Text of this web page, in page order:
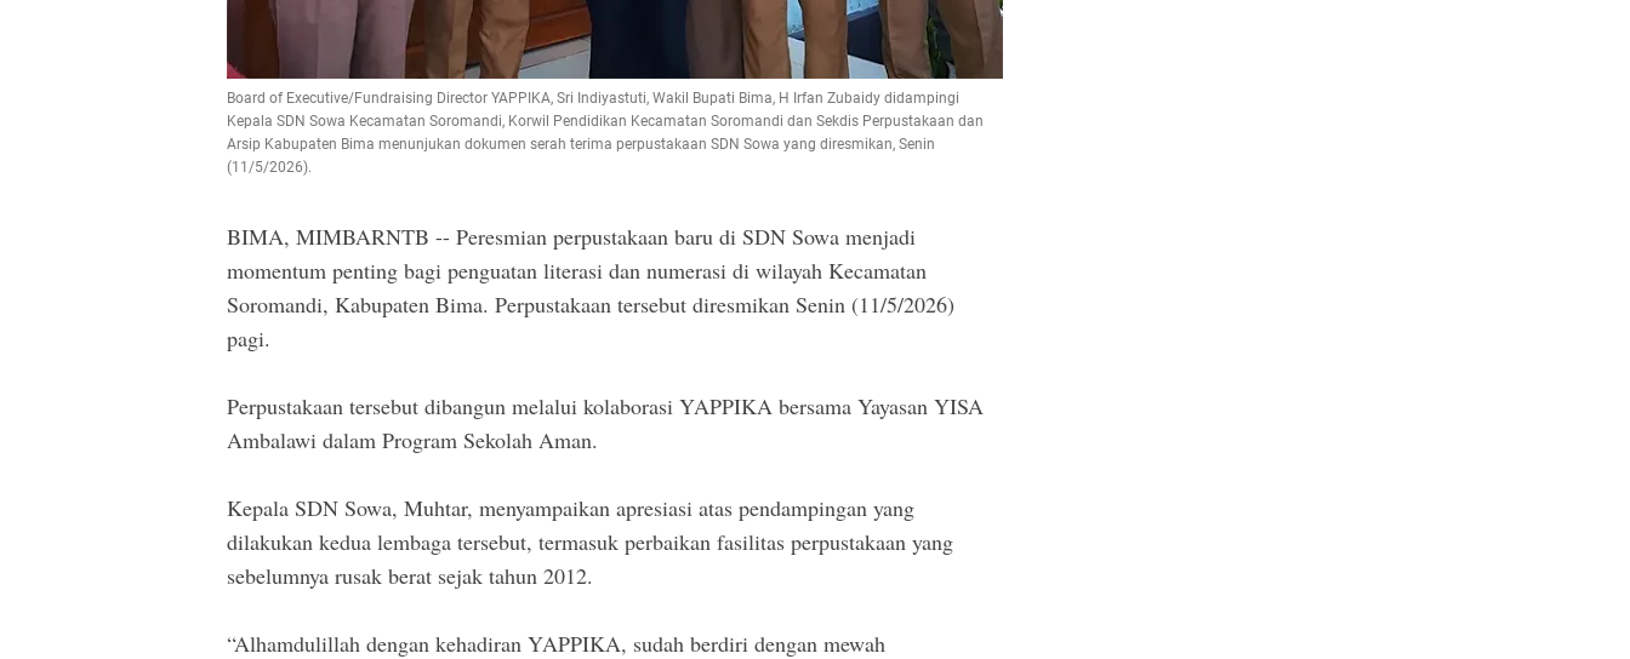
Board of Executive/Fundraising Director YAPPIKA, Sri Indiyastuti, Wakil Bupati Bima, H Irfan Zubaidy didampingi
Kepala SDN Sowa Kecamatan Soromandi, Korwil Pendidikan Kecamatan Soromandi dan Sekdis Perpustakaan dan
Arsip Kabupaten Bima menunjukan dokumen serah terima perpustakaan SDN Sowa yang diresmikan, Senin
(11/5/2026).
BIMA, MIMBARNTB -- Peresmian perpustakaan baru di SDN Sowa menjadi
momentum penting bagi penguatan literasi dan numerasi di wilayah Kecamatan
Soromandi, Kabupaten Bima. Perpustakaan tersebut diresmikan Senin (11/5/2026)
pagi.
Perpustakaan tersebut dibangun melalui kolaborasi YAPPIKA bersama Yayasan YISA
Ambalawi dalam Program Sekolah Aman.
Kepala SDN Sowa, Muhtar, menyampaikan apresiasi atas pendampingan yang
dilakukan kedua lembaga tersebut, termasuk perbaikan fasilitas perpustakaan yang
sebelumnya rusak berat sejak tahun 2012.
“Alhamdulillah dengan kehadiran YAPPIKA, sudah berdiri dengan mewah